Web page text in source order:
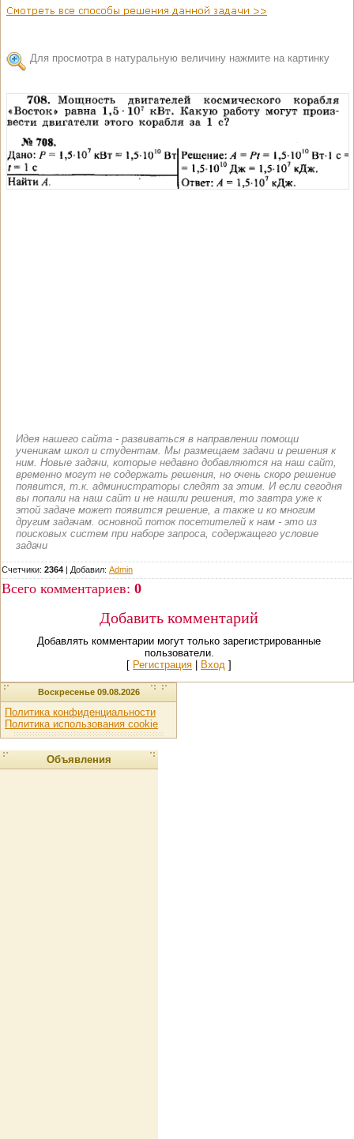
Для просмотра в натуральную величину нажмите на картинку
Идея нашего сайта - развиваться в направлении помощи
ученикам школ и студентам. Мы размещаем задачи и решения к
ним. Новые задачи, которые недавно добавляются на наш сайт,
временно могут не содержать решения, но очень скоро решение
появится, т.к. администраторы следят за этим. И если сегодня
вы попали на наш сайт и не нашли решения, то завтра уже к
этой задаче может появится решение, а также и ко многим
другим задачам. основной поток посетителей к нам - это из
поисковых систем при наборе запроса, содержащего условие
задачи
Счетчики: 2364 | Добавил: Admin
Всего комментариев: 0
Добавить комментарий
Добавлять комментарии могут только зарегистрированные
пользователи.
[ Регистрация Вход ]
Воскресенье 09.08.2026
Политика конфиденциальности
Политика использования cookie
Объявления